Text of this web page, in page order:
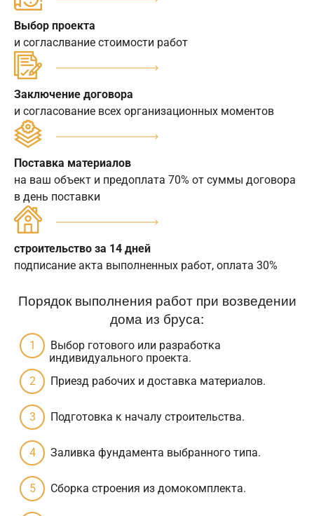
Выбор проекта
и согласлвание стоимости работ
Заключение договора
и согласование всех организационных моментов
Поставка материалов
на ваш объект и предоплата 70% от суммы договора
в день поставки
строительство за 14 дней
подписание акта выполненных работ, оплата 30%
Порядок выполнения работ при возведении
дома из бруса:
Выбор готового или разработка
индивидуального проекта.
Приезд рабочих и доставка материалов.
Подготовка к началу строительства.
Заливка фундамента выбранного типа.
Сборка строения из домокомплекта.